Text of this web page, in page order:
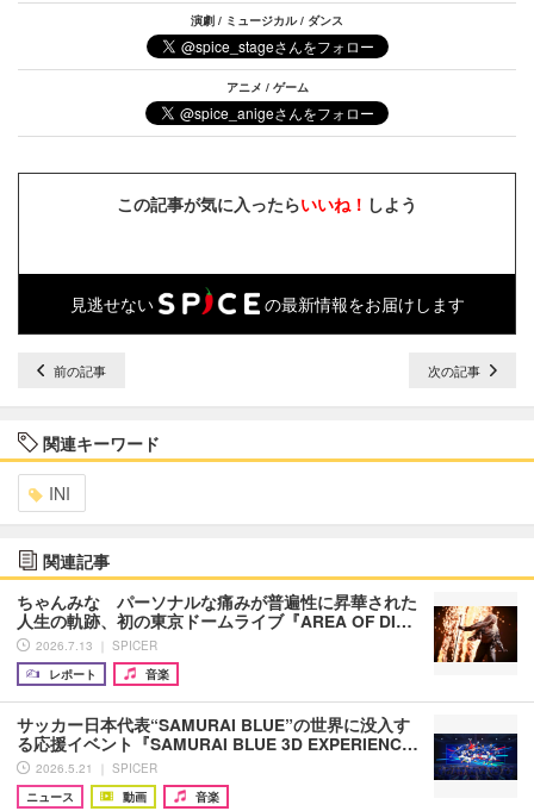
演劇 / ミュージカル / ダンス
アニメ / ゲーム
この記事が気に入ったらいいね！ しよう
見逃せない の最新情報をお届けします
前の記事 次の記事
関連キーワード
INI
関連記事
ちゃんみな パーソナルな痛みが普遍性に昇華された
人生の軌跡、初の東京ドームライブ『AREA OF DI…
2026.7.13 ｜ SPICER
レポート
音楽
サッカー日本代表“SAMURAI BLUE”の世界に没入す
る応援イベント『SAMURAI BLUE 3D EXPERIENC…
2026.5.21 ｜ SPICER
ニュース
動画
音楽